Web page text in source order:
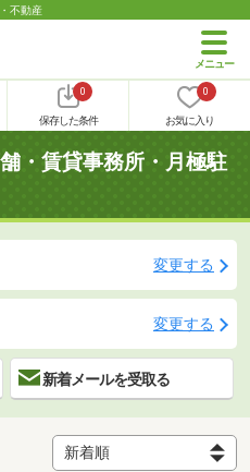
不動産
0
保存した条件
0
お気に入り
・賃貸事務所・月極駐
変更する
変更する
新着メールを受取る